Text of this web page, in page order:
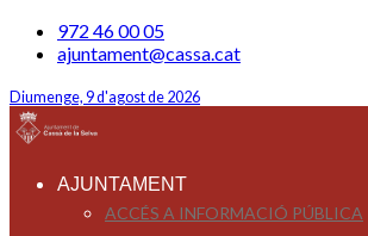
972 46 00 05
ajuntament@cassa.cat
Diumenge, 9 d'agost de 2026
AJUNTAMENT
ACCÉS A INFORMACIÓ PÚBLICA